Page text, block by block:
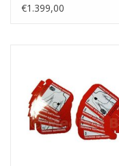
€1.399,00